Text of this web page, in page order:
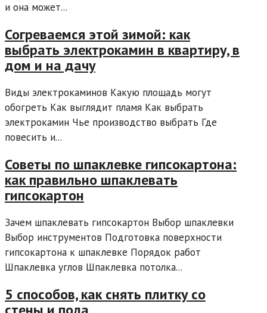
и она может...
Согреваемся этой зимой: как
выбрать электрокамин в квартиру, в
дом и на дачу
Виды электрокаминов Какую площадь могут
обогреть Как выглядит пламя Как выбрать
электрокамин Чье производство выбрать Где
повесить и...
Советы по шпаклевке гипсокартона:
как правильно шпаклевать
гипсокартон
Зачем шпаклевать гипсокартон Выбор шпаклевки
Выбор инструментов Подготовка поверхности
гипсокартона к шпаклевке Порядок работ
Шпаклевка углов Шпаклевка потолка...
5 способов, как снять плитку со